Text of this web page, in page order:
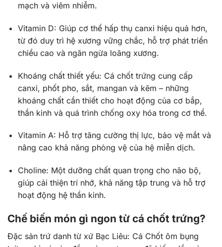
mạch và viêm nhiễm.
Vitamin D: Giúp cơ thể hấp thụ canxi hiệu quả hơn,
từ đó duy trì hệ xương vững chắc, hỗ trợ phát triển
chiều cao và ngăn ngừa loãng xương.
Khoáng chất thiết yếu: Cá chốt trứng cung cấp
canxi, phốt pho, sắt, mangan và kẽm – những
khoáng chất cần thiết cho hoạt động của cơ bắp,
thần kinh và quá trình chống oxy hóa trong cơ thể.
Vitamin A: Hỗ trợ tăng cường thị lực, bảo vệ mắt và
nâng cao khả năng phòng vệ của hệ miễn dịch.
Choline: Một dưỡng chất quan trọng cho não bộ,
giúp cải thiện trí nhớ, khả năng tập trung và hỗ trợ
hoạt động hệ thần kinh.
Chế biến món gì ngon từ cá chốt trứng?
Đặc sản trứ danh từ xứ Bạc Liêu: Cá Chốt ôm bụng